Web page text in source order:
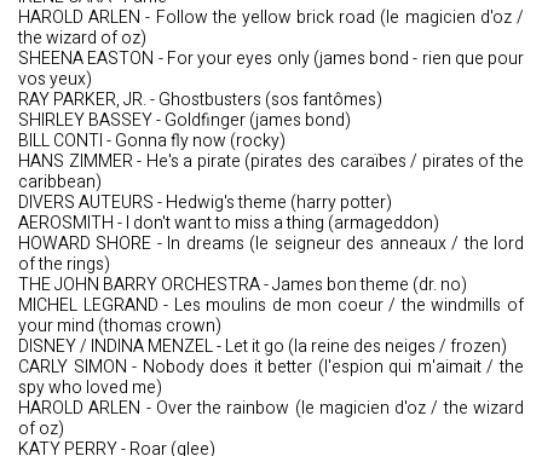
HAROLD ARLEN - Follow the yellow brick road (le magicien d'oz /
the wizard of oz)
SHEENA EASTON - For your eyes only (james bond - rien que pour
vos yeux)
RAY PARKER, JR. - Ghostbusters (sos fantômes)
SHIRLEY BASSEY - Goldfinger (james bond)
BILL CONTI - Gonna fly now (rocky)
HANS ZIMMER - He's a pirate (pirates des caraïbes / pirates of the
caribbean)
DIVERS AUTEURS - Hedwig's theme (harry potter)
AEROSMITH - I don't want to miss a thing (armageddon)
HOWARD SHORE - In dreams (le seigneur des anneaux / the lord
of the rings)
THE JOHN BARRY ORCHESTRA - James bon theme (dr. no)
MICHEL LEGRAND - Les moulins de mon coeur / the windmills of
your mind (thomas crown)
DISNEY / INDINA MENZEL - Let it go (la reine des neiges / frozen)
CARLY SIMON - Nobody does it better (l'espion qui m'aimait / the
spy who loved me)
HAROLD ARLEN - Over the rainbow (le magicien d'oz / the wizard
of oz)
KATY PERRY - Roar (glee)